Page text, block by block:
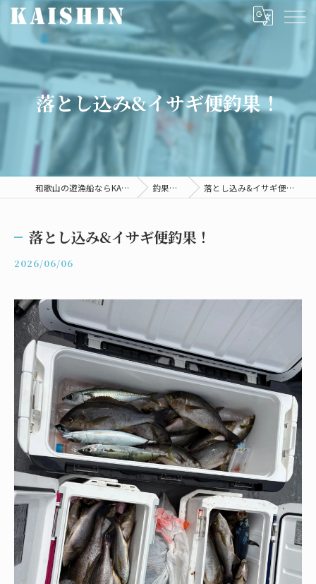
落とし込み&イサギ便釣果！
和歌山の遊漁船ならKAISHIN 釣果情報 落とし込み&イサギ便釣果！
落とし込み&イサギ便釣果！
2026/06/06